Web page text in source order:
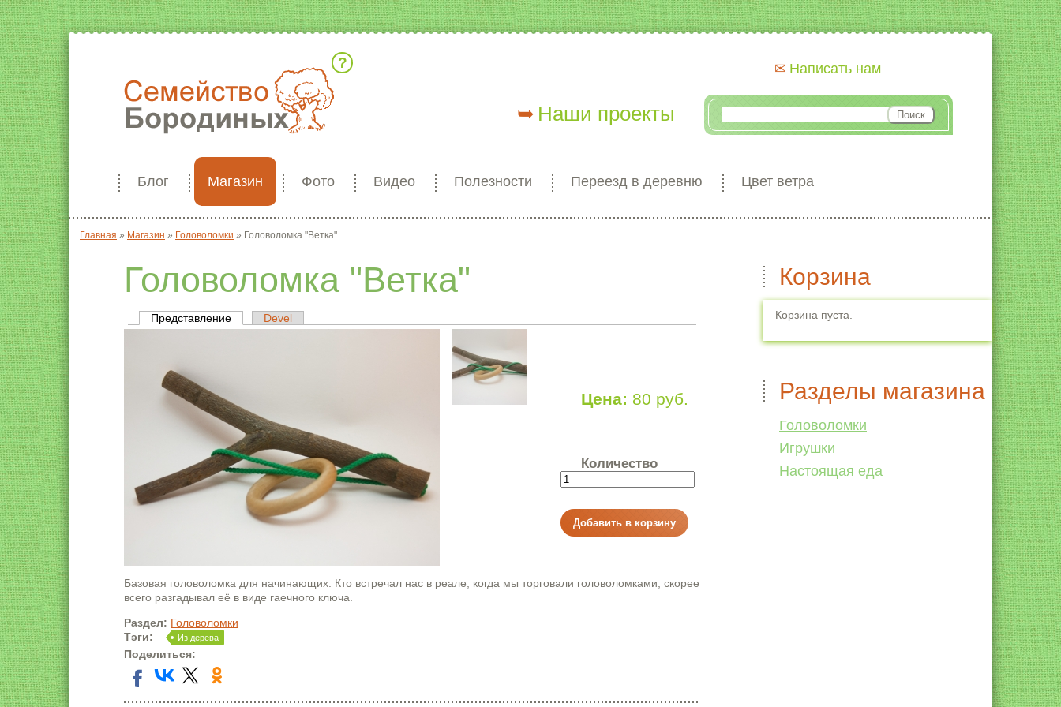
Блог Магазин Фото Видео Полезности Переезд в деревню Цвет ветра
Наши проекты
Написать нам
Вы здесь
Главная » Магазин » Головоломки » Головоломка "Ветка"
Головоломка "Ветка"
Представление (активная вкладка)
Devel
Цена: 80 руб.
Количество
Базовая головоломка для начинающих. Кто встречал нас в реале, когда мы торговали головоломками, скорее
всего разгадывал её в виде гаечного ключа.
Раздел: Головоломки
Тэги:
Из дерева
Поделиться:
Корзина
Корзина пуста.
Разделы магазина
Головоломки
Игрушки
Настоящая еда